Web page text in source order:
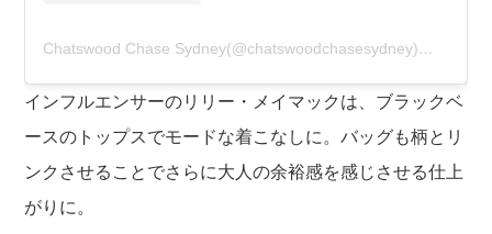
Chatswood Chase Sydney(@chatswoodchasesydney)がシェアした投稿
インフルエンサーのリリー・メイマックは、ブラックベ
ースのトップスでモードな着こなしに。バッグも柄とリ
ンクさせることでさらに大人の余裕感を感じさせる仕上
がりに。